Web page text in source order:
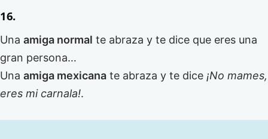
16.
Una amiga normal te abraza y te dice que eres una
gran persona…
Una amiga mexicana te abraza y te dice ¡No mames,
eres mi carnala!.